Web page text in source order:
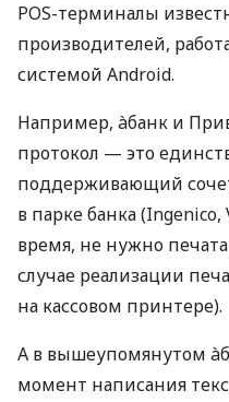
POS-терминалы
производителей,
системой Android.
Например, àбанк и
протокол — это
поддерживающий
в парке банка (Ingenico,
время, не нужно
случае реализации
на кассовом принтере).
А в вышеупомянутом
момент написания